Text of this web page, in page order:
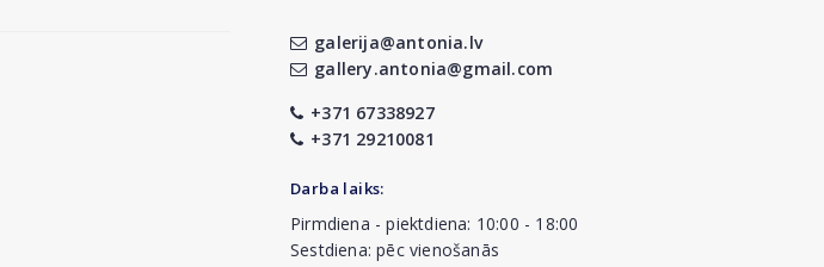
galerija@antonia.lv
gallery.antonia@gmail.com
+371 67338927
+371 29210081
Darba laiks:
Pirmdiena - piektdiena: 10:00 - 18:00
Sestdiena: pēc vienošanās